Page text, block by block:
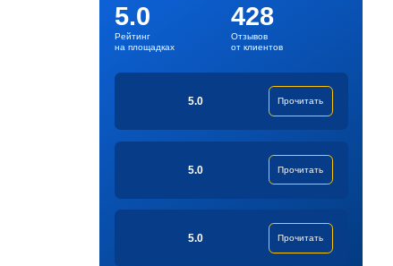
5.0
Рейтинг
на площадках
428
Отзывов
от клиентов
5.0 Прочитать
5.0 Прочитать
5.0 Прочитать